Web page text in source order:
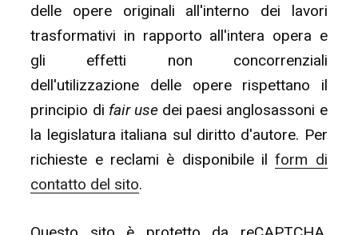
delle opere originali all'interno dei lavori
trasformativi in rapporto all'intera opera e
gli effetti non concorrenziali
dell'utilizzazione delle opere rispettano il
principio di fair usedei paesi anglosassoni e
la legislatura italiana sul diritto d'autore. Per
richieste e reclami è disponibile ilform di
contatto del sito.